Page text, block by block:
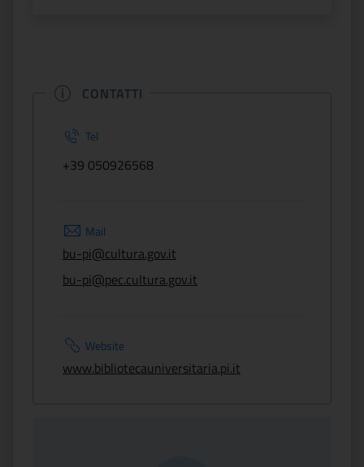
CONTATTI
Tel
+39 050926568
Mail
bu-pi@cultura.gov.it
bu-pi@pec.cultura.gov.it
Website
www.bibliotecauniversitaria.pi.it